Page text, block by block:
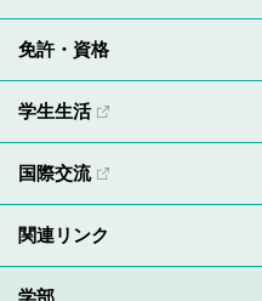
免許・資格
学生生活
国際交流
関連リンク